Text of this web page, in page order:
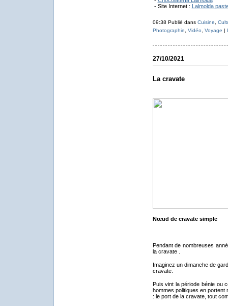
- Site Internet : Lalmolda
09:38 Publié dans Cuisine
Photographie
Vidéo Voyage |
27/10/2021
La cravate
Nœud de cravate simple
Pendant de nombreuses
la cravate .
Imaginez un dimanche de
cravate.
Puis vint la période bénie ou
hommes politiques en portent
: le port de la cravate, tout